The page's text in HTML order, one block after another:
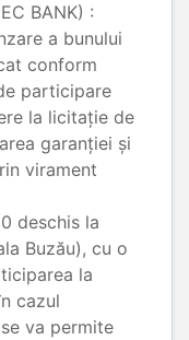
BANK) :
a bunului
conform
participare
la licitație de
garanției și
virament
deschis la
Buzău), cu o
la
cazul
va permite